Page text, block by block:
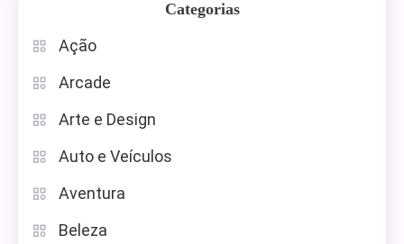
Categorias
Ação
Arcade
Arte e Design
Auto e Veículos
Aventura
Beleza